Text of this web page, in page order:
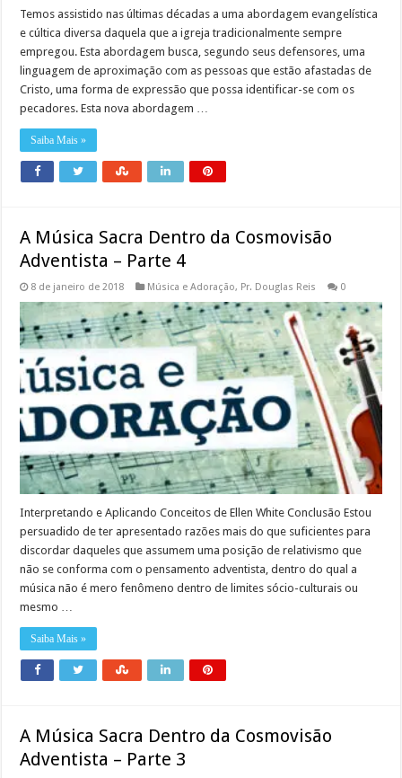
Temos assistido nas últimas décadas a uma abordagem evangelística
e cúltica diversa daquela que a igreja tradicionalmente sempre
empregou. Esta abordagem busca, segundo seus defensores, uma
linguagem de aproximação com as pessoas que estão afastadas de
Cristo, uma forma de expressão que possa identificar-se com os
pecadores. Esta nova abordagem …
Saiba Mais »
A Música Sacra Dentro da Cosmovisão
Adventista – Parte 4
8 de janeiro de 2018 Música e Adoração, Pr. Douglas Reis 0
Interpretando e Aplicando Conceitos de Ellen White Conclusão Estou
persuadido de ter apresentado razões mais do que suficientes para
discordar daqueles que assumem uma posição de relativismo que
não se conforma com o pensamento adventista, dentro do qual a
música não é mero fenômeno dentro de limites sócio-culturais ou
mesmo …
Saiba Mais »
A Música Sacra Dentro da Cosmovisão
Adventista – Parte 3